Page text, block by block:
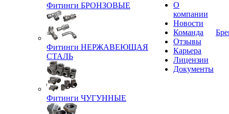
Фитинги БРОНЗОВЫЕ
Фитинги НЕРЖАВЕЮЩАЯ
СТАЛЬ
Фитинги ЧУГУННЫЕ
О
компании
Новости
Команда
Отзывы
Карьера
Лицензии
Документы